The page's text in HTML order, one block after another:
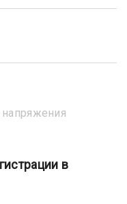
напряжения
в